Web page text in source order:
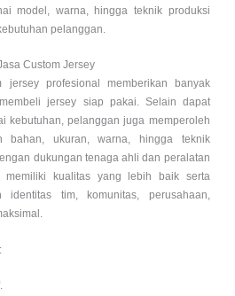
model, warna, hingga teknik produksi
pelanggan.
Custom Jersey
jersey profesional memberikan banyak
jersey siap pakai. Selain dapat
kebutuhan, pelanggan juga memperoleh
bahan, ukuran, warna, hingga teknik
dukungan tenaga ahli dan peralatan
memiliki kualitas yang lebih baik serta
identitas tim, komunitas, perusahaan,